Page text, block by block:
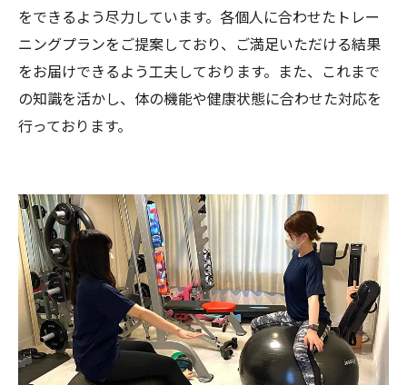
をできるよう尽力しています。各個人に合わせたトレー
ニングプランをご提案しており、ご満足いただける結果
をお届けできるよう工夫しております。また、これまで
の知識を活かし、体の機能や健康状態に合わせた対応を
行っております。